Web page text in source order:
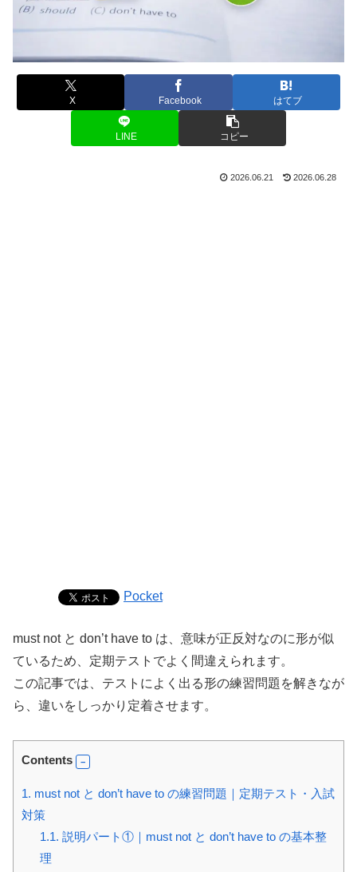
X Facebook はてブ
LINE コピー
2026.06.21 2026.06.28
Pocket
must not と don’t have to は、意味が正反対なのに形が似
ているため、定期テストでよく間違えられます。
この記事では、テストによく出る形の練習問題を解きなが
ら、違いをしっかり定着させます。
Contents
1. must not と don’t have to の練習問題｜定期テスト・入試
対策
1.1. 説明パート①｜must not と don’t have to の基本整
理